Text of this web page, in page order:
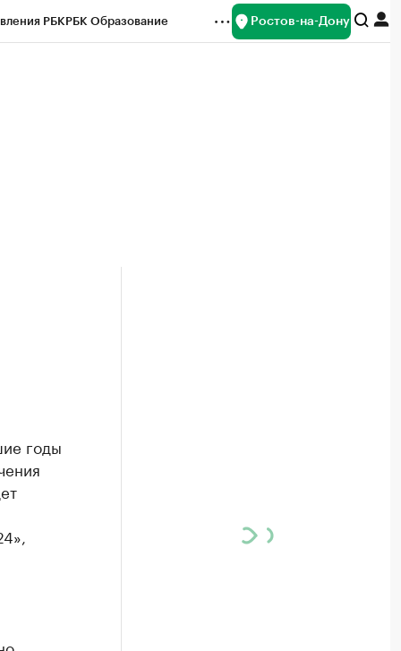
РБКРБК Образование Ростов-на-Дону
годы